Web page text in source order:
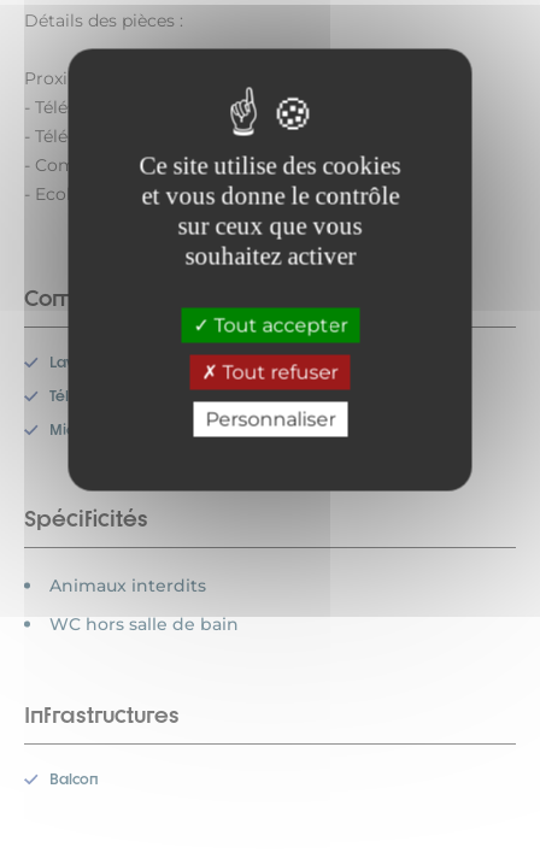
Ce site utilise des cookies
et vous donne le contrôle
sur ceux que vous
souhaitez activer
Tout accepter
Tout refuser
Personnaliser
Détails des pièces :
Proximité :
- Télésiège de Charmasson : 200 mètres
- Télécabine d'Arrondaz : 400 mètres
- Commerces / Centre station : 400 mètres
- Ecoles de ski : 400 mètres
Commodités
Lave-vaisselle
Télévision
Micro-onde
Spécificités
Animaux interdits
WC hors salle de bain
Infrastructures
Balcon